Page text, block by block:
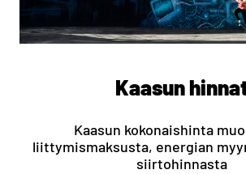
Kaasun
Kaasun kokonaishinta
liittymismaksusta, energian
siirtohinnasta